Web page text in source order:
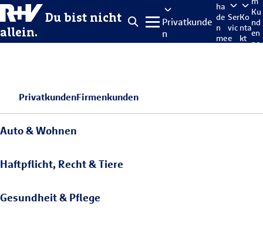
Du bist nicht
allein.
Privatkunde
n
ha
de
n
me
Ser
vic
e
Ko
nta
kt
Ku
nd
en
po
PrivatkundenFirmenkunden
Auto & Wohnen
Haftpflicht, Recht & Tiere
Gesundheit & Pflege